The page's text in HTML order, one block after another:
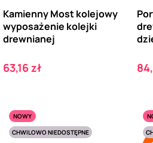
Kamienny Most kolejowy
wyposażenie kolejki
drewnianej
Cena
63,16 zł
NOWY
CHWILOWO NIEDOSTĘPNE